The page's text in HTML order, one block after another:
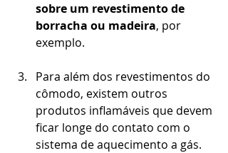
sobre um revestimento de
borracha ou madeira, por
exemplo.
Para além dos revestimentos do
cômodo, existem outros
produtos inflamáveis que devem
ficar longe do contato com o
sistema de aquecimento a gás.